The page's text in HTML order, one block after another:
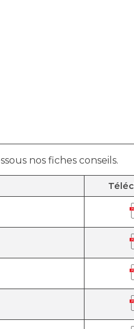
nos fiches conseils.